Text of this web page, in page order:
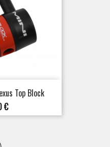
Top Block
€